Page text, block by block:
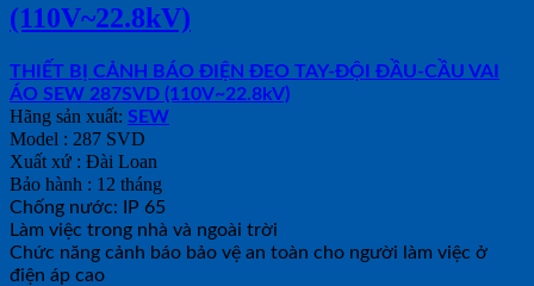
(110V~22.8kV)
THIẾT BỊ CẢNH BÁO ĐIỆN ĐEO TAY-ĐỘI ĐẦU-CẦU VAI
ÁO SEW 287SVD (110V~22.8kV)
Hãng sản xuất: SEW
Model : 287 SVD
Xuất xứ : Đài Loan
Bảo hành : 12 tháng
Chống nước: IP 65
Làm việc trong nhà và ngoài trời
Chức năng cảnh báo bảo vệ an toàn cho người làm việc ở
điện áp cao